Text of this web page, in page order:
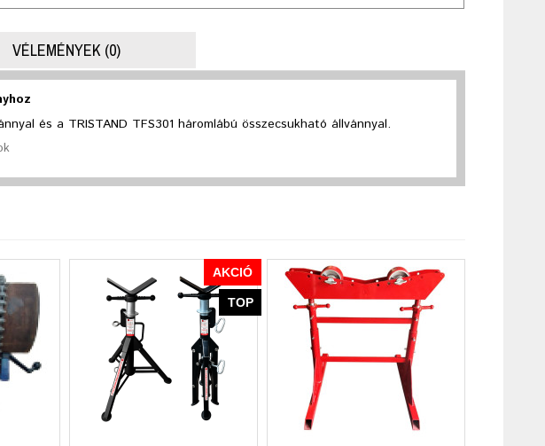
VÉLEMÉNYEK (0)
és a TRISTAND TFS301 háromlábú összecsukható állvánnyal.
AKCIÓ
TOP